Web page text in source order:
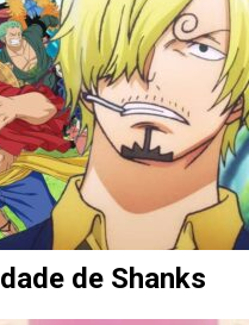
Oda.
que Shamrock, em
mitológico e poderes
criatura lendária. A
sugere que Gryphon
por uma Akuma no Mi
com a espada de
em Enies Lobby.
de Shanks